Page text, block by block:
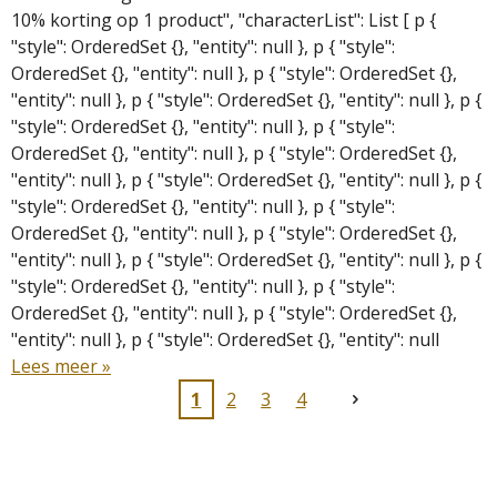
10% korting op 1 product", "characterList": List [ p {
"style": OrderedSet {}, "entity": null }, p { "style":
OrderedSet {}, "entity": null }, p { "style": OrderedSet {},
"entity": null }, p { "style": OrderedSet {}, "entity": null }, p {
"style": OrderedSet {}, "entity": null }, p { "style":
OrderedSet {}, "entity": null }, p { "style": OrderedSet {},
"entity": null }, p { "style": OrderedSet {}, "entity": null }, p {
"style": OrderedSet {}, "entity": null }, p { "style":
OrderedSet {}, "entity": null }, p { "style": OrderedSet {},
"entity": null }, p { "style": OrderedSet {}, "entity": null }, p {
"style": OrderedSet {}, "entity": null }, p { "style":
OrderedSet {}, "entity": null }, p { "style": OrderedSet {},
"entity": null }, p { "style": OrderedSet {}, "entity": null
Lees meer »
1
2 3 4